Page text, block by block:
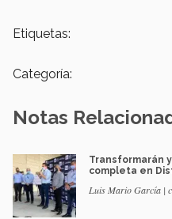
Etiquetas:
Categoría:
Notas
Transformarán
completa en
Luis Mario García |